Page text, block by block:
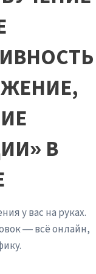
для
а
потери в
В
у вас на руках.
— всё онлайн,